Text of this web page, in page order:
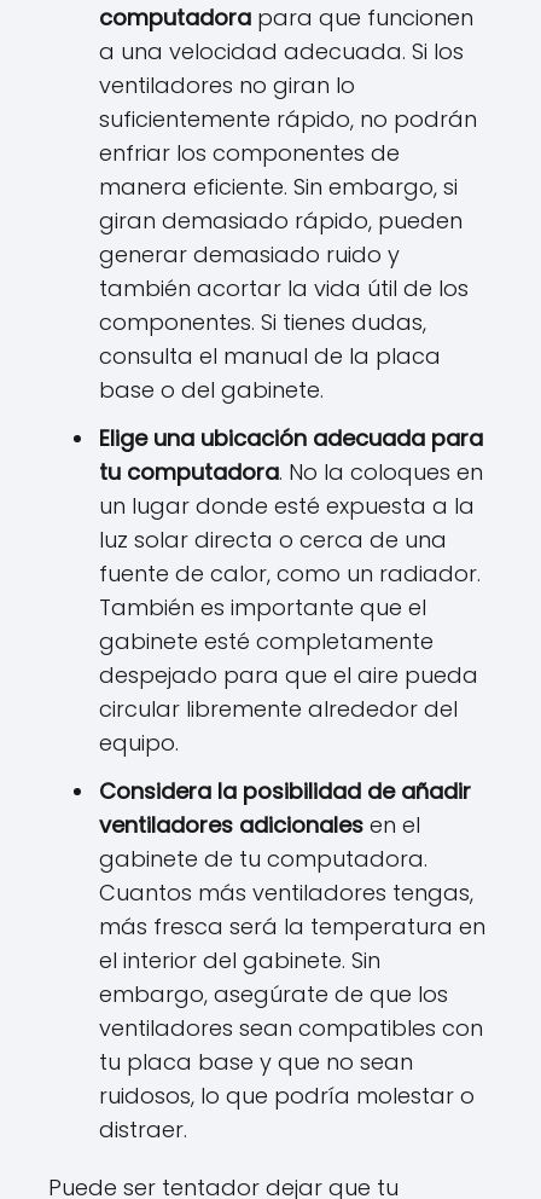
computadora para que funcionen
a una velocidad adecuada. Si los
ventiladores no giran lo
suficientemente rápido, no podrán
enfriar los componentes de
manera eficiente. Sin embargo, si
giran demasiado rápido, pueden
generar demasiado ruido y
también acortar la vida útil de los
componentes. Si tienes dudas,
consulta el manual de la placa
base o del gabinete.
Elige una ubicación adecuada para
tu computadora. No la coloques en
un lugar donde esté expuesta a la
luz solar directa o cerca de una
fuente de calor, como un radiador.
También es importante que el
gabinete esté completamente
despejado para que el aire pueda
circular libremente alrededor del
equipo.
Considera la posibilidad de añadir
ventiladores adicionales en el
gabinete de tu computadora.
Cuantos más ventiladores tengas,
más fresca será la temperatura en
el interior del gabinete. Sin
embargo, asegúrate de que los
ventiladores sean compatibles con
tu placa base y que no sean
ruidosos, lo que podría molestar o
distraer.
Puede ser tentador dejar que tu